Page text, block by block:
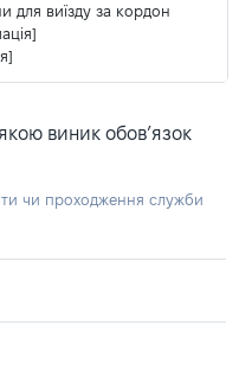
для виїзду за кордон
виник обов’язок
чи проходження служби